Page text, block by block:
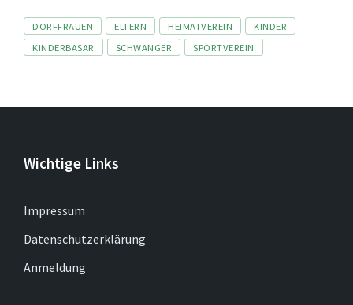
Tags
DORFFRAUEN ELTERN HEIMATVEREIN
KINDER
KINDERBASAR
SCHWANGER SPORTVEREIN
Wichtige Links
Impressum
Datenschutzerklärung
Anmeldung